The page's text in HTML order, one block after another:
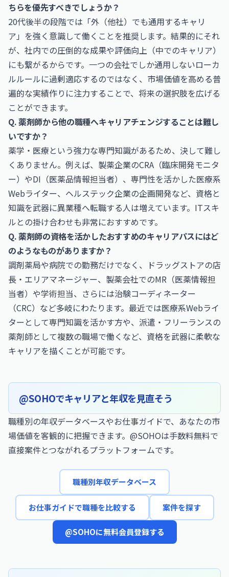
ちらを優先すべきでしょうか？
20代後半の段階では「外（他社）でも通用するキャリ
ア」を強く意識して働くことを推奨します。結果的にそれ
が、社内での圧倒的な成果や評価向上（中でのキャリア）
にも繋がるからです。一つの会社でしか通用しないローカ
ルルールに過剰適応するのではなく、市場価値を高める普
遍的な実績作りに注力することで、将来の選択肢を広げる
ことができます。
Q. 薬剤師から他の職種へキャリアチェンジすることは難し
いですか？
薬学・医療という強力な専門知識があるため、決して難し
くありません。例えば、製薬企業のCRA（臨床開発モニタ
ー）やDI（医薬品情報担当者）、専門性を活かした医療系
Webライター、ヘルステック企業の企画開発など、資格と
知識を武器に異業種へ転職する人は増えています。ITスキ
ルとの掛け合わせも非常におすすめです。
Q. 薬剤師の資格を活かしたおすすめのキャリアパスにはど
のようなものがありますか？
調剤薬局や病院での勤務だけでなく、ドラッグストアの店
長・エリアマネージャー、製薬会社でのMR（医薬情報担
当者）や学術担当、さらには治験コーディネーター
（CRC）など多岐にわたります。最近では医療系Webライ
ターとして専門知識を活かす方や、派遣・フリーランスの
薬剤師として複数の職場で働くなど、資格を武器に柔軟な
キャリアを描くことが可能です。
@SOHOでキャリアと年収を見直そう
職種別の年収データベースやお仕事ガイドで、あなたの市
場価値を客観的に把握できます。@SOHOは手数料無料で
直接案件とつながれるプラットフォームです。
職種別年収データベース
お仕事ガイドで職種を比較する 案件を探す
@SOHOに無料会員登録する